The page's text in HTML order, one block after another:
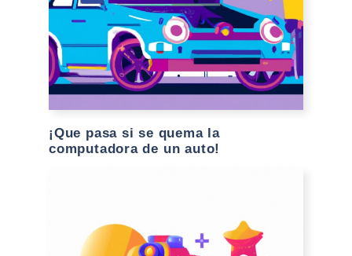
¡Que pasa si se quema la
computadora de un auto!